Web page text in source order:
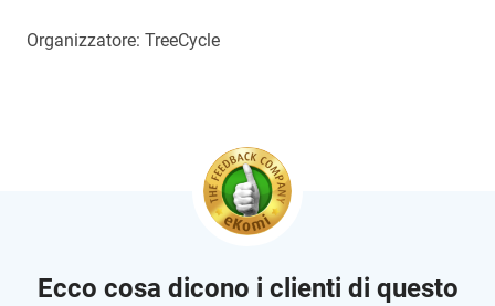
Organizzatore: TreeCycle
Ecco cosa dicono i clienti di questo